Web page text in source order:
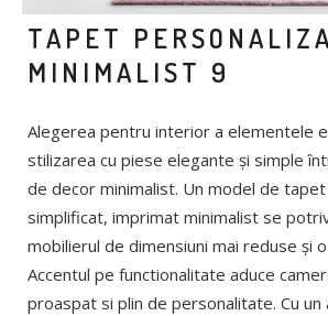
TAPET
MINIMALIST 9
Alegerea pentru interior a elementele
stilizarea cu piese elegante și simple
de decor minimalist. Un model de
simplificat, imprimat minimalist se
mobilierul de dimensiuni mai reduse și
Accentul pe functionalitate aduce
proaspat si plin de personalitate. Cu